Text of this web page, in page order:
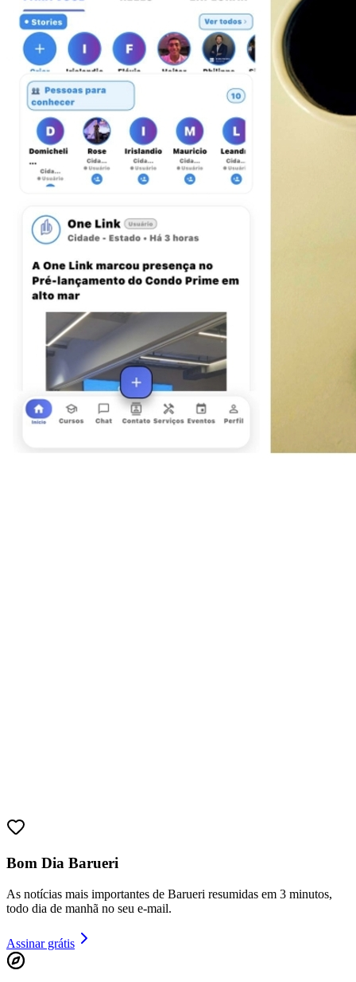
Athletico-PR
Bom Dia Barueri
As notícias mais importantes de Barueri resumidas em 3 minutos,
todo dia de manhã no seu e-mail.
Assinar grátis